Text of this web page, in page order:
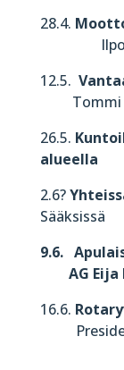
28.4.
Ilpo
12.5.
Tommi
26.5.
alueella
2.6?
Sääksissä
9.6.
AG Eija
16.6.